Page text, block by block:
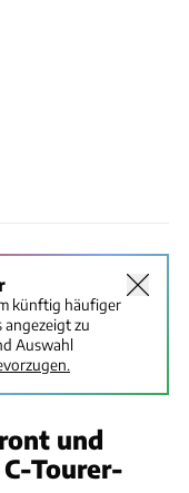
künftig häufiger
angezeigt zu
Auswahl
und
Tourer-